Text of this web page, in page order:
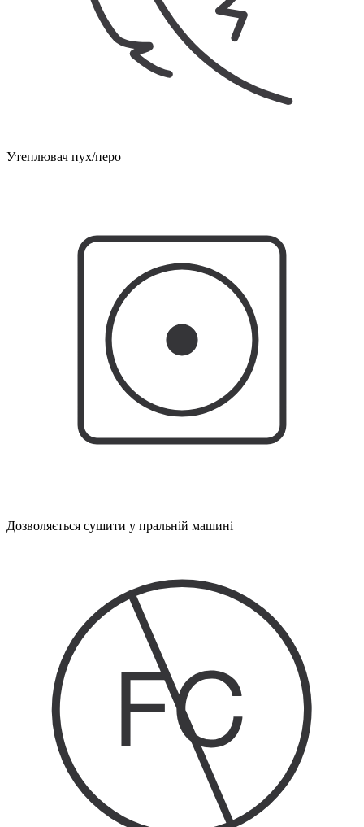
Утеплювач пух/перо
Дозволяється сушити у пральній машині